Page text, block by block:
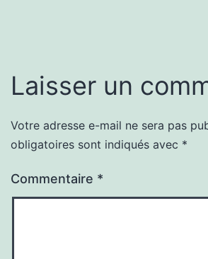
Laisser un
Votre adresse e-mail ne sera pas
obligatoires sont indiqués avec *
Commentaire *